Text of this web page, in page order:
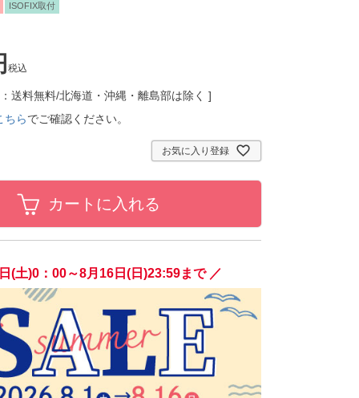
ISOFIX取付
税込
送料無料/北海道・沖縄・離島部は除く
ちらでご確認ください。
お気に入り登録
カートに入れる
(土)0：00～8月16日(日)23:59まで ／